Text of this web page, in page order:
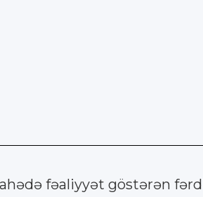
fəaliyyət göstərən